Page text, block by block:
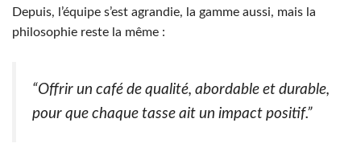
Depuis, l’équipe s’est agrandie, la gamme aussi, mais la
philosophie reste la même :
“Offrir un café de qualité, abordable et durable,
pour que chaque tasse ait un impact positif.”